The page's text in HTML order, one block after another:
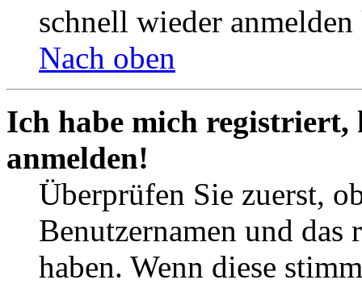
schnell wieder
Nach oben
Ich habe mich
anmelden!
Überprüfen Sie zuerst,
Benutzernamen und das
haben. Wenn diese